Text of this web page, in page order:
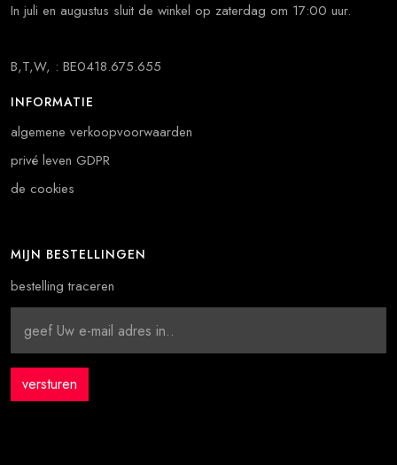
In juli en augustus sluit de winkel op zaterdag om 17:00 uur.
B,T,W, : BE0418.675.655
INFORMATIE
algemene verkoopvoorwaarden
privé leven GDPR
de cookies
MIJN BESTELLINGEN
bestelling traceren